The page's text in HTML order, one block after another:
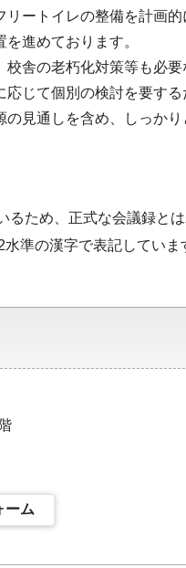
ートイレの整備を計画的
進めております。
舎の老朽化対策等も必要
じて個別の検討を要す
見通しを含め、しっかり
ため、正式な会議録とは
準の漢字で表記していま
ーム